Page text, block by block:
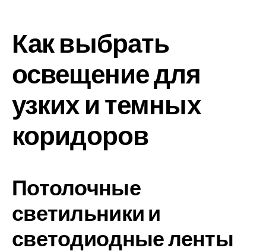
Как выбрать
освещение для
узких и темных
коридоров
Потолочные
светильники и
светодиодные ленты